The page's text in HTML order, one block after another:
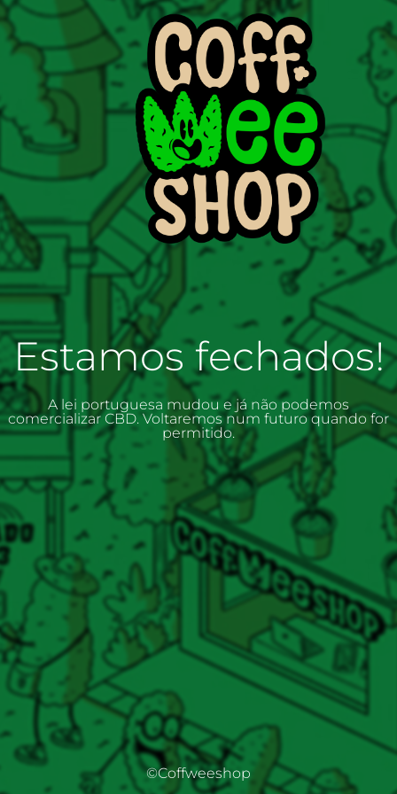
Estamos fechados!
A lei portuguesa mudou e já não podemos
comercializar CBD. Voltaremos num futuro quando for
permitido.
©Coffweeshop